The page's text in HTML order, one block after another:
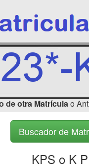
de otra Matrículao
Buscador de
KPS o K